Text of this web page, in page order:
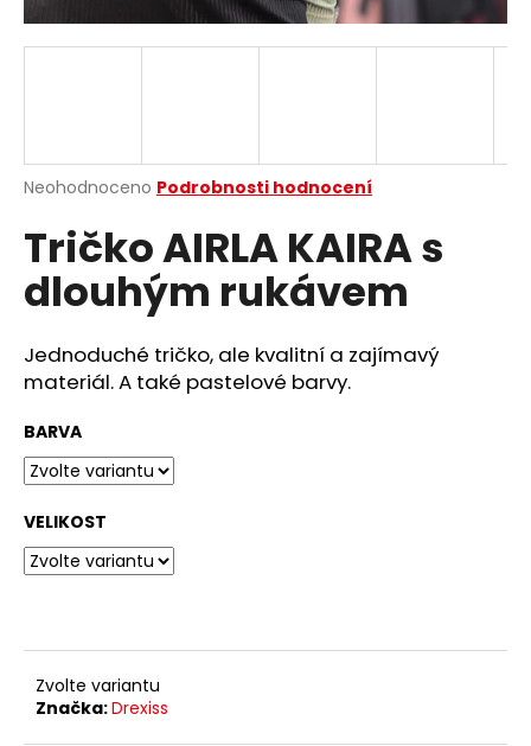
Průměrné
produktu
0,0
z
hvězdiček.
Neohodnoceno Podrobnosti hodnocení
Tričko AIRLA KAIRA s
dlouhým rukávem
Jednoduché tričko, ale kvalitní a zajímavý
materiál. A také pastelové barvy.
BARVA
VELIKOST
Zvolte variantu
Značka:Drexiss
a
j
?
HLEDAT
D
p
o
r
u
č
u